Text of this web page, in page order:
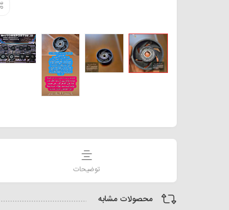
توضیحات
محصولات مشابه